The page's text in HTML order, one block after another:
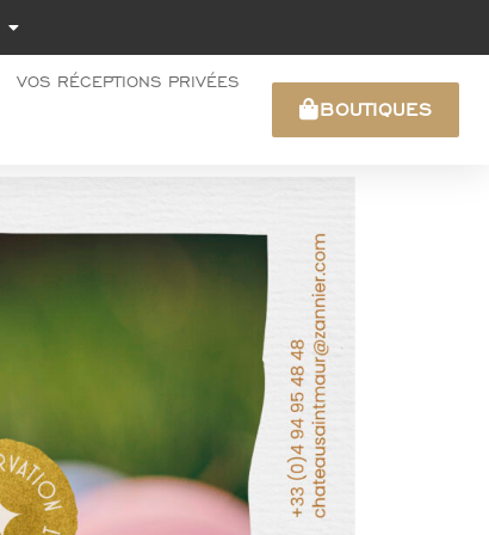
VOS RÉCEPTIONS PRIVÉES
BOUTIQUES